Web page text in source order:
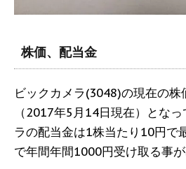
株価、配当金
ビックカメラ(3048)の現在の
（2017年5月14日現在）とな
ラの配当金は1株当たり10円で
で年間年間1000円受け取る事が